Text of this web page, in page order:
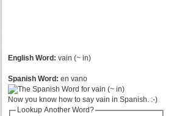
English Word: vain (~ in)
Spanish Word: en vano
Now you know how to say vain in Spanish. :-)
Lookup Another Word?